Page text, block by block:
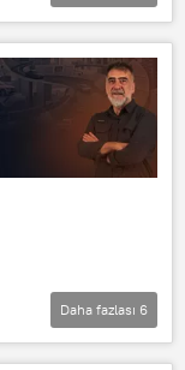
Daha fazlası 6